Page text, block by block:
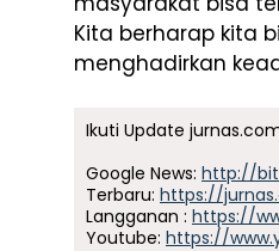
Kita berharap kita
menghadirkan
Ikuti Update
Google News: http://
Terbaru: https://
Langganan : https://
Youtube: https://